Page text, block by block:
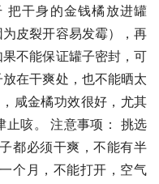
把干身的金钱橘放进罐
皮裂开容易发霉），再
不能保证罐子密封，可
在干爽处，也不能晒太
咸金橘功效很好，尤其
止咳。 注意事项： 挑选
都必须干爽，不能有半
个月，不能打开，空气